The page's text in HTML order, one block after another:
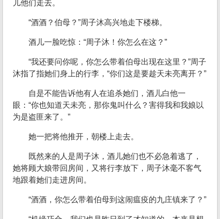
儿他们走去。
“酒酒？伯母？”周子沐高兴地走下楼梯。
酒儿一脸吃惊：“周子沐！你怎么在这？”
“我还要问你呢，你怎么带着伯母出现在这里？”周子
沐指了指她们身上的行李，“你们这是要趁天未亮离开？”
自是不能告诉他有人在追杀她们，酒儿白他一
眼：“你也知道天未亮，那你鬼叫什么？害得我和我娘以
为是盗匪来了。”
她一把将他推开，朝楼上走去。
既然来的人是周子沐，酒儿她们也不必急着逃了，
她将顾大娘带回房间，又将行李放下，周子沐毫不客气
地跟着她们走进房间。
“酒酒，你怎么带着伯母到这闹瘟疫的九庄镇来了？”